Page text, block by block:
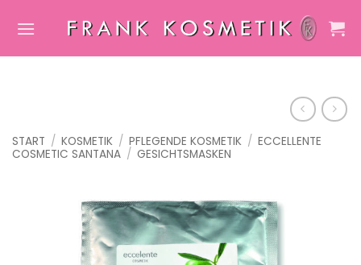
Inhalt
START / KOSMETIK / PFLEGENDE KOSMETIK / ECCELLENTE
COSMETIC SANTANA / GESICHTSMASKEN